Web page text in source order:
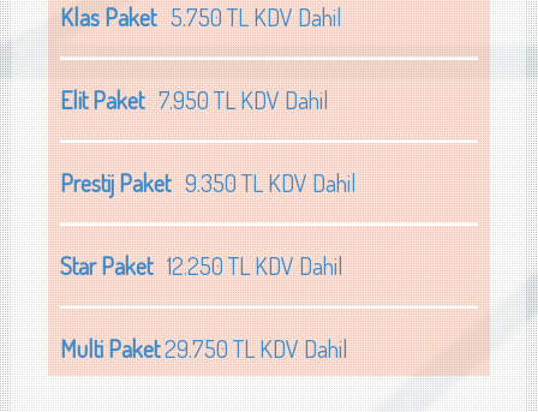
Klas Paket5.750 TL KDV Dahil
Elit Paket7.950 TL KDV Dahil
Prestij Paket9.350 TL KDV Dahil
Star Paket12.250 TL KDV Dahil
Multi Paket29.750 TL KDV Dahil